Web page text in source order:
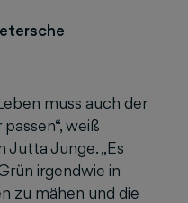
muss auch der
weiß
Jutta Junge. „Es
irgendwie in
zu mähen und die